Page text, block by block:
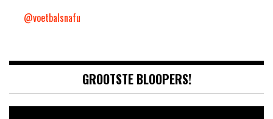
@voetbalsnafu
GROOTSTE BLOOPERS!